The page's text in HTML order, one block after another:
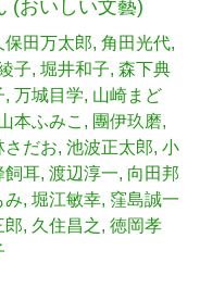
(おいしい文藝)
保田万太郎 角田光代
子 堀井和子 森下典
万城目学 山崎まど
本ふみこ
團伊玖磨
さだお 池波正太郎 小
飼耳 渡辺淳一 向田邦
み 堀江敏幸 窪島誠一
郎 久住昌之 徳岡孝